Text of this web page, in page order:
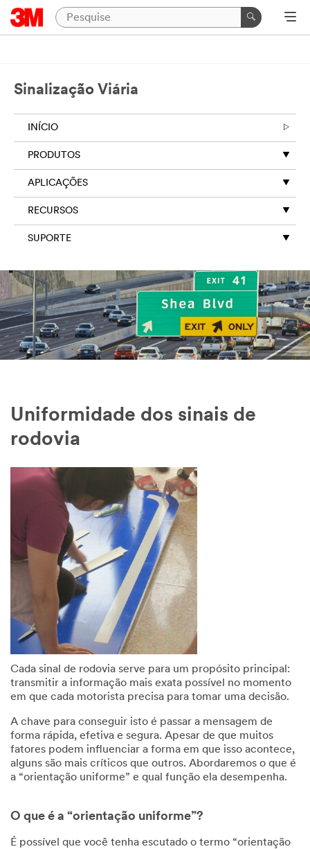
Sinalização Viária
INÍCIO
PRODUTOS
APLICAÇÕES
RECURSOS
SUPORTE
Uniformidade dos sinais de
rodovia
Cada sinal de rodovia serve para um propósito principal:
transmitir a informação mais exata possível no momento
em que cada motorista precisa para tomar uma decisão.
A chave para conseguir isto é passar a mensagem de
forma rápida, efetiva e segura. Apesar de que muitos
fatores podem influenciar a forma em que isso acontece,
alguns são mais críticos que outros. Abordaremos o que é
a “orientação uniforme” e qual função ela desempenha.
O que é a “orientação uniforme”?
É possível que você tenha escutado o termo “orientação